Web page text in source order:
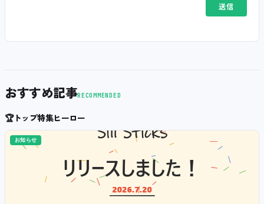
おすすめ記事RECOMMENDED
🏆トップ特集ヒーロー
お知らせ